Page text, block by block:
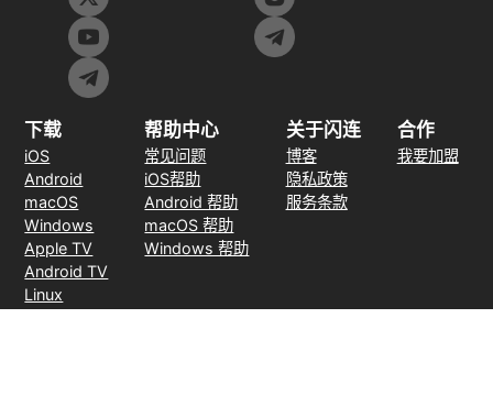
下载
iOS
Android
macOS
Windows
Apple TV
Android TV
Linux
帮助中心
常见问题
iOS帮助
Android 帮助
macOS 帮助
Windows 帮助
关于闪连
博客
隐私政策
服务条款
合作
我要加盟